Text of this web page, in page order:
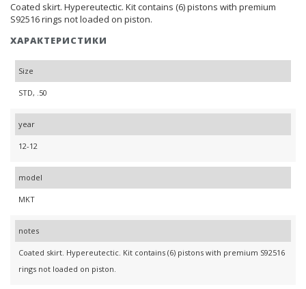
Coated skirt. Hypereutectic. Kit contains (6) pistons with premium
S92516 rings not loaded on piston.
ХАРАКТЕРИСТИКИ
Size
STD, .50
year
12-12
model
MKT
notes
Coated skirt. Hypereutectic. Kit contains (6) pistons with premium S92516
rings not loaded on piston.